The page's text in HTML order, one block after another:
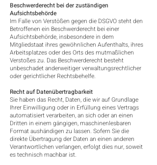
Beschwerderecht bei der zuständigen
Aufsichtsbehörde
Im Falle von Verstößen gegen die DSGVO steht den
Betroffenen ein Beschwerderecht bei einer
Aufsichtsbehörde, insbesondere in dem
Mitgliedstaat ihres gewöhnlichen Aufenthalts, ihres
Arbeitsplatzes oder des Orts des mutmaßlichen
Verstoßes zu. Das Beschwerderecht besteht
unbeschadet anderweitiger verwaltungsrechtlicher
oder gerichtlicher Rechtsbehelfe.
Recht auf Datenübertragbarkeit
Sie haben das Recht, Daten, die wir auf Grundlage
Ihrer Einwilligung oder in Erfüllung eines Vertrags
automatisiert verarbeiten, an sich oder an einen
Dritten in einem gängigen, maschinenlesbaren
Format aushändigen zu lassen. Sofern Sie die
direkte Übertragung der Daten an einen anderen
Verantwortlichen verlangen, erfolgt dies nur, soweit
es technisch machbar ist.